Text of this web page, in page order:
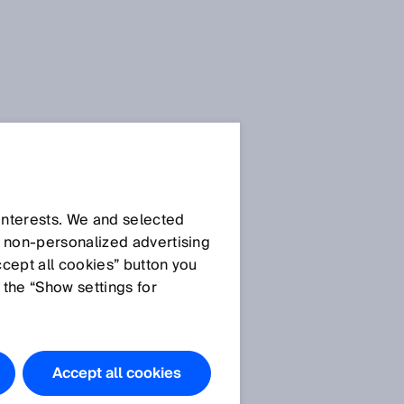
We and selected
advertising
all cookies” button you
“Show settings for
Accept all cookies